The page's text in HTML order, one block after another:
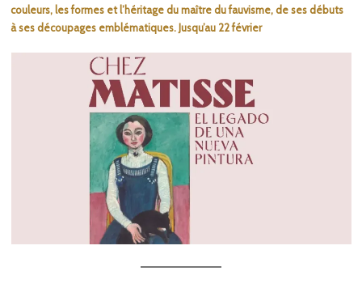
couleurs, les formes et l’héritage du maître du fauvisme, de ses débuts
à ses découpages emblématiques. Jusqu’au 22 février